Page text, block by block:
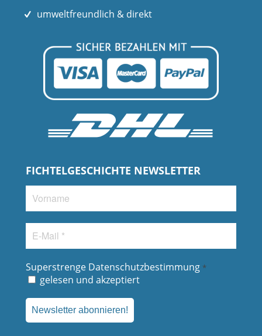
umweltfreundlich & direkt
FICHTELGESCHICHTE NEWSLETTER
Mail
*
Superstrenge Datenschutzbestimmung *
gelesen und akzeptiert